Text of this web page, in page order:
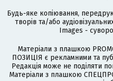
Будь-яке копіювання,
творів та/або
Images -
Матеріали з плашкою
ПОЗИЦІЯ є рекламними та
Редакція може не поділяти
Матеріали з плашкою